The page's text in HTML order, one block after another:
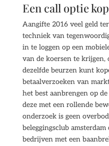
Een call optie
Aangifte 2016 veel geld
techniek van
in te loggen op een
van de koersen te krijgen,
dezelfde beurzen kunt
betaalverzoeken van
het best aanbrengen op
deze met een rollende
onderzoek is geen
beleggingsclub
bedrijven met een